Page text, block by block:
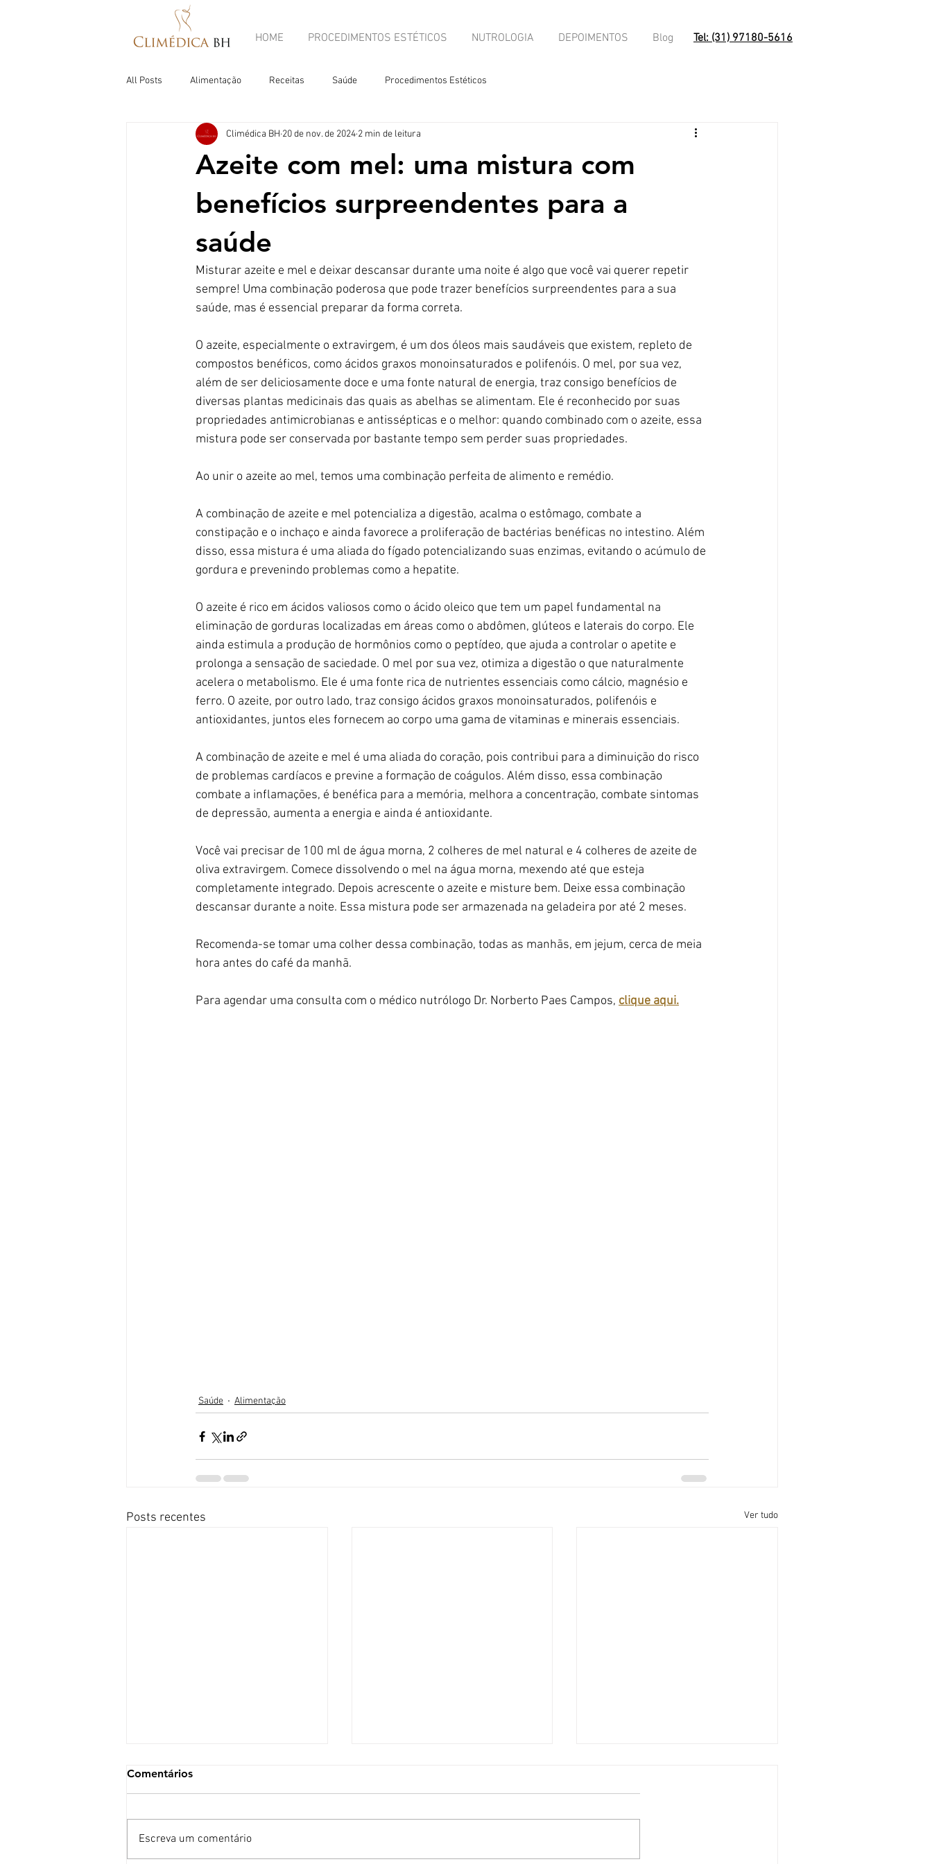
HOME PROCEDIMENTOS ESTÉTICOS NUTROLOGIA DEPOIMENTOS Blog Tel: (31) 97180-5616
All Posts Alimentação Receitas Saúde Procedimentos Estéticos
Azeite com mel: uma mistura com
benefícios surpreendentes para a
saúde
Climédica BH 20 de nov. de 2024 2 min de leitura
Misturar azeite e mel e deixar descansar durante uma noite é algo que você vai querer repetir
sempre! Uma combinação poderosa que pode trazer benefícios surpreendentes para a sua
saúde, mas é essencial preparar da forma correta.
O azeite, especialmente o extravirgem, é um dos óleos mais saudáveis que existem, repleto de
compostos benéficos, como ácidos graxos monoinsaturados e polifenóis. O mel, por sua vez,
além de ser deliciosamente doce e uma fonte natural de energia, traz consigo benefícios de
diversas plantas medicinais das quais as abelhas se alimentam. Ele é reconhecido por suas
propriedades antimicrobianas e antissépticas e o melhor: quando combinado com o azeite, essa
mistura pode ser conservada por bastante tempo sem perder suas propriedades.
Ao unir o azeite ao mel, temos uma combinação perfeita de alimento e remédio.
A combinação de azeite e mel potencializa a digestão, acalma o estômago, combate a
constipação e o inchaço e ainda favorece a proliferação de bactérias benéficas no intestino. Além
disso, essa mistura é uma aliada do fígado potencializando suas enzimas, evitando o acúmulo de
gordura e prevenindo problemas como a hepatite.
O azeite é rico em ácidos valiosos como o ácido oleico que tem um papel fundamental na
eliminação de gorduras localizadas em áreas como o abdômen, glúteos e laterais do corpo. Ele
ainda estimula a produção de hormônios como o peptídeo, que ajuda a controlar o apetite e
prolonga a sensação de saciedade. O mel por sua vez, otimiza a digestão o que naturalmente
acelera o metabolismo. Ele é uma fonte rica de nutrientes essenciais como cálcio, magnésio e
ferro. O azeite, por outro lado, traz consigo ácidos graxos monoinsaturados, polifenóis e
antioxidantes, juntos eles fornecem ao corpo uma gama de vitaminas e minerais essenciais.
A combinação de azeite e mel é uma aliada do coração, pois contribui para a diminuição do risco
de problemas cardíacos e previne a formação de coágulos. Além disso, essa combinação
combate a inflamações, é benéfica para a memória, melhora a concentração, combate sintomas
de depressão, aumenta a energia e ainda é antioxidante.
Você vai precisar de 100 ml de água morna, 2 colheres de mel natural e 4 colheres de azeite de
oliva extravirgem. Comece dissolvendo o mel na água morna, mexendo até que esteja
completamente integrado. Depois acrescente o azeite e misture bem. Deixe essa combinação
descansar durante a noite. Essa mistura pode ser armazenada na geladeira por até 2 meses.
Recomenda-se tomar uma colher dessa combinação, todas as manhãs, em jejum, cerca de meia
hora antes do café da manhã.
Para agendar uma consulta com o médico nutrólogo Dr. Norberto Paes Campos, clique aqui.
Saúde Alimentação
Posts recentes Ver tudo
Comentários
Escreva um comentário